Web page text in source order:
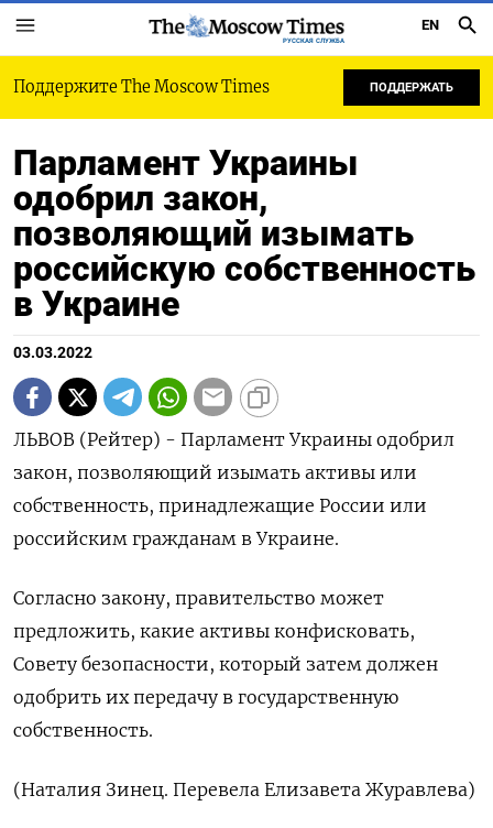
РУССКАЯ СЛУЖБА
EN
Поддержите The Moscow Times ПОДДЕРЖАТЬ
Парламент Украины
одобрил закон,
позволяющий изымать
российскую собственность
в Украине
03.03.2022
ЛЬВОВ (Рейтер) - Парламент Украины одобрил
закон, позволяющий изымать активы или
собственность, принадлежащие России или
российским гражданам в Украине.
Согласно закону, правительство может
предложить, какие активы конфисковать,
Совету безопасности, который затем должен
одобрить их передачу в государственную
собственность.
(Наталия Зинец. Перевела Елизавета Журавлева)